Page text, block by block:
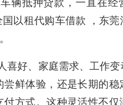
以租代购车借款 ，东莞
喜好、家庭需求、工作变
鲜体验，还是长期的稳
方式。这种灵活性不仅